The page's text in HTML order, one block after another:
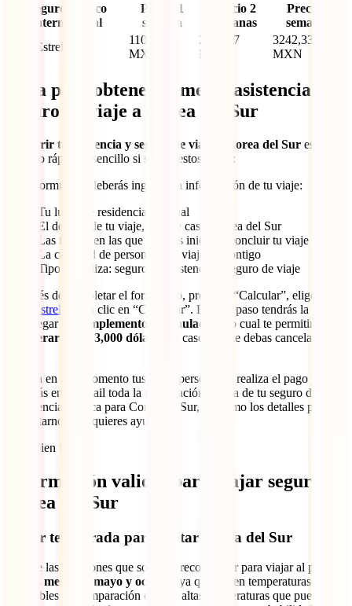
Seguro médico
internacional
Precio 1
semana
Precio 2
semanas
Precio 3
semanas
IATI Estrella
1101,98
MXN
2639,87
MXN
3242,33
MXN
Guía para obtener la mejor asistencia y
seguro de viaje a Corea del Sur
Adquirir tu asistencia y seguro de viaje a Corea del Sur es un
proceso rápido y sencillo si sigues estos pasos:
En el formulario deberás ingresar la información de tu viaje:
Tu lugar de residencia habitual
El destino de tu viaje, en este caso, Corea del Sur
Las fechas en las que planeas iniciar y concluir tu viaje
La cantidad de personas que viajarán contigo
Tipo de póliza: seguro de asistencia y seguro de viaje
Después de completar el formulario, presiona “Calcular”, elige tu
IATI Estrella
y da clic en “Contratar”. En este paso tendrás la opción
de agregar el
Complemento de Anulación
, lo cual te permitirá
recuperar hasta 3,000 dólares
en caso de que debas cancelar tu
Ingresa en este momento tus datos personales, realiza el pago y
recibirás en tu email toda la información acerca de tu seguro de viaje
y asistencia médica para Corea del Sur, así como los detalles para
contactarnos si requieres ayuda.
¡Está bien fácil!
Información valiosa para viajar seguro a
Corea del Sur
Mejor temporada para visitar Corea del Sur
Una de las estaciones que solemos recomendar para viajar al país
son los meses de mayo y octubre
ya que tienen temperaturas más
agradables en comparación con las altas temperaturas que pueden